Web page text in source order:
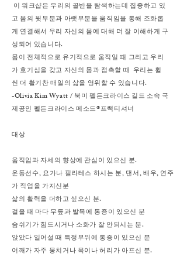
이 워크샵은 우리의 골반을 탐색하는데 집중하고 있
고 몸의 윗부분과 아랫부분을 움직임을 통해 조화롭
게 연결해서 우리 자신의 몸에 대해 더 잘 이해하게 구
성되어 있습니다.
몸이 전체적으로 유기적으로 움직일 때 그리고 우리
가 호기심을 갖고 자신의 몸과 접촉할 때 우리는 휠
씬 더 활기찬 매일의 삶을 영위할 수 있습니다.
-Olivia Kim Wyatt / 북미 펠든크라이스 길드 소속 국
제공인 펠든크라이스 메소드®프랙티셔너
대상
움직임과 자세의 향상에 관심이 있으신 분.
운동선수, 요가나 필라테스 하시는 분, 댄서, 배우, 연주
가 직업을 가지신분
삶의 활력을 더하고 싶으신 분.
걸을 때 마다 무릎과 발목에 통증이 있으신 분
숨쉬기가 힘드시거나 소화가 잘 안되시는 분.
앉았다 일어설 때 특정부위에 통증이 있으신 분
어깨가 자주 뭉치거나 목이나 허리가 아프신 분.